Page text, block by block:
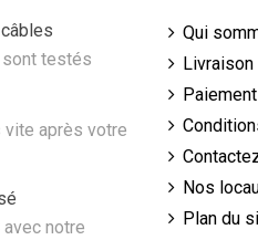
testés
vite après votre
avec notre
Qui
Livraison
Nos
Plan du